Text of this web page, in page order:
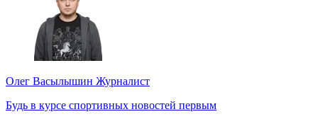
Олег Васылышин Журналист
Будь в курсе спортивных новостей первым